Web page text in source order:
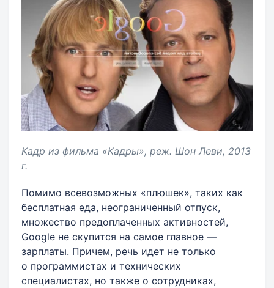
Кадр из фильма «Кадры», реж. Шон Леви, 2013
г.
Помимо всевозможных «плюшек», таких как
бесплатная еда, неограниченный отпуск,
множество предоплаченных активностей,
Google не скупится на самое главное —
зарплаты. Причем, речь идет не только
о программистах и технических
специалистах, но также о сотрудниках,